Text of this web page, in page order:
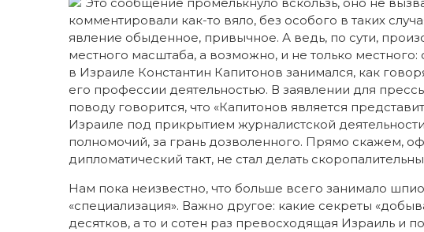
комментировали как-то вяло, без особого в таких
явление обыденное, привычное. А ведь, по сути,
местного масштаба, а возможно, и не только
в Израиле Константин Капитонов занимался, как
его профессии деятельностью. В заявлении для
поводу говорится, что «Капитонов является
Израиле под прикрытием журналистской
полномочий, за грань дозволенного. Прямо скажем,
дипломатический такт, не стал делать
Нам пока неизвестно, что больше всего занимало
«специализация». Важно другое: какие секреты
десятков, а то и сотен раз превосходящая Израиль и